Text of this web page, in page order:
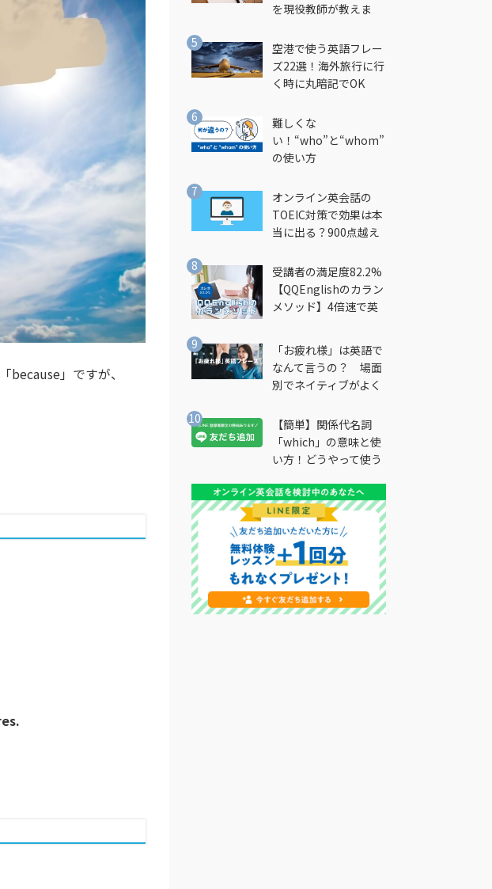
because」ですが、
を現役教師が教えま
空港で使う英語フレー
ズ22選！海外旅行に行
く時に丸暗記でOK
難しくな
い！“who”と“whom”
の使い方
オンライン英会話の
TOEIC対策で効果は本
当に出る？900点越え
受講者の満足度82.2%
【QQEnglishのカラン
メソッド】4倍速で英
法とは？
「お疲れ様」は英語で
なんて言うの？ 場面
別でネイティブがよく
説
【簡単】関係代名詞
「which」の意味と使
い方！どうやって使う